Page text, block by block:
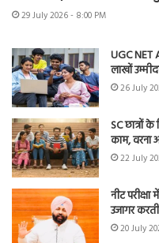
29 July 2026 - 8:00 PM
UGC NET
लाखों
26 July
SC छात्रों
काम,
22 July
नीट
उजागर
20 July